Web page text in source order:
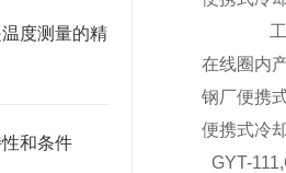
度测量的精
和条件
工作时
在线圈内
钢厂便携
便携式冷
GYT-